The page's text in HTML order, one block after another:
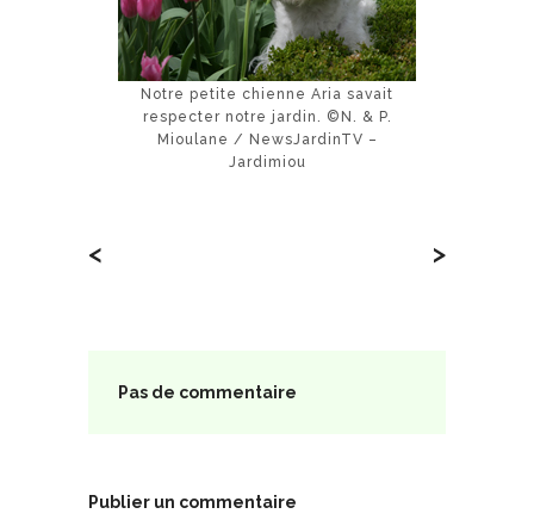
Notre petite chienne Aria savait
respecter notre jardin. ©N. & P.
Mioulane / NewsJardinTV –
Jardimiou
< >
Pas de commentaire
Publier un commentaire